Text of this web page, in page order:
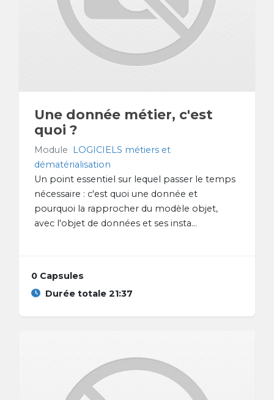
Une donnée métier, c'est
quoi ?
Module
LOGICIELS métiers et
dématérialisation
Un point essentiel sur lequel passer le temps
nécessaire : c'est quoi une donnée et
pourquoi la rapprocher du modèle objet,
avec l'objet de données et ses insta...
0 Capsules
Durée totale 21:37